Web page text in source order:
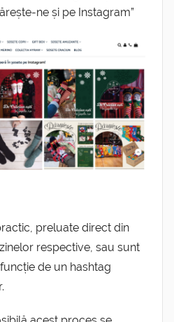
ne și pe Instagram”
preluate direct din
respective, sau sunt
de un hashtag